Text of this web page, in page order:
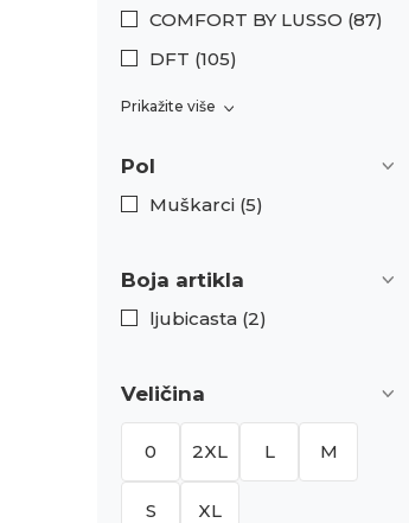
COMFORT BY LUSSO (87)
DFT (105)
Prikažite više
Pol
Muškarci (5)
Boja artikla
ljubicasta (2)
Veličina
0 2XL L M
S XL